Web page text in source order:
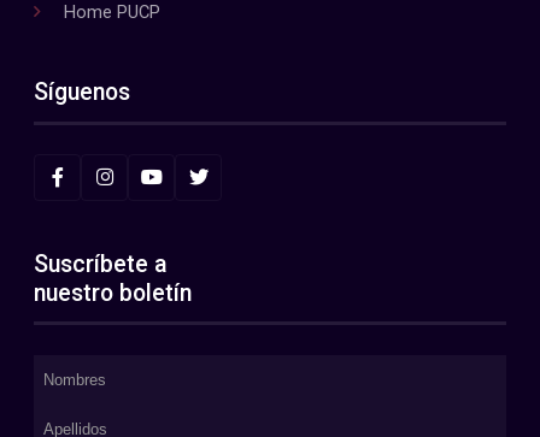
Home PUCP
Síguenos
Suscríbete a
nuestro boletín